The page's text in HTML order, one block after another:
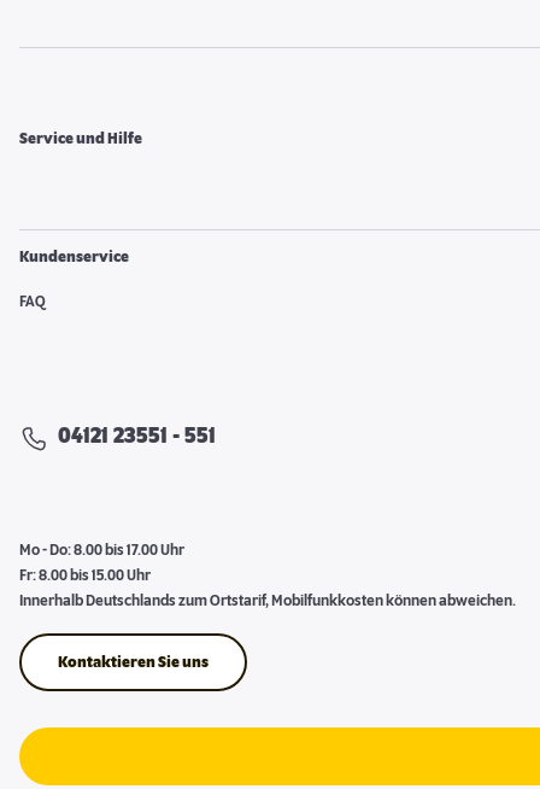
Service und Hilfe
Kundenservice
FAQ
04121 23551 - 551
Mo - Do: 8.00 bis 17.00 Uhr
Fr: 8.00 bis 15.00 Uhr
Innerhalb Deutschlands zum Ortstarif, Mobilfunkkosten können abweichen.
Kontaktieren Sie uns